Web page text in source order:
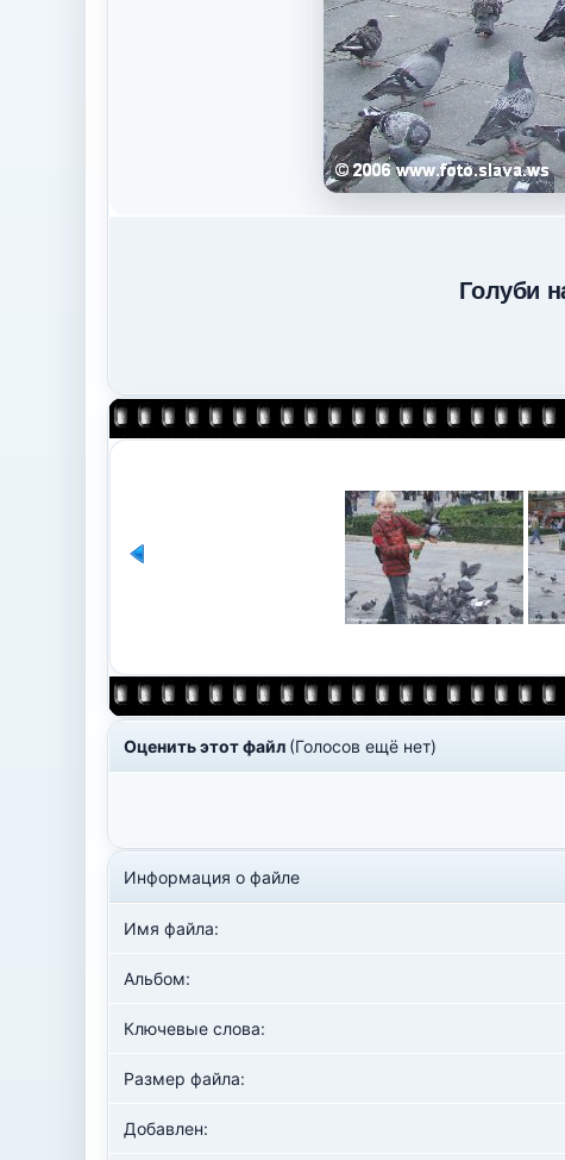
Голуби
Оценить этот файл (Голосов ещё нет)
Информация о файле
Имя файла:
Альбом:
Ключевые слова:
Размер файла:
Добавлен: